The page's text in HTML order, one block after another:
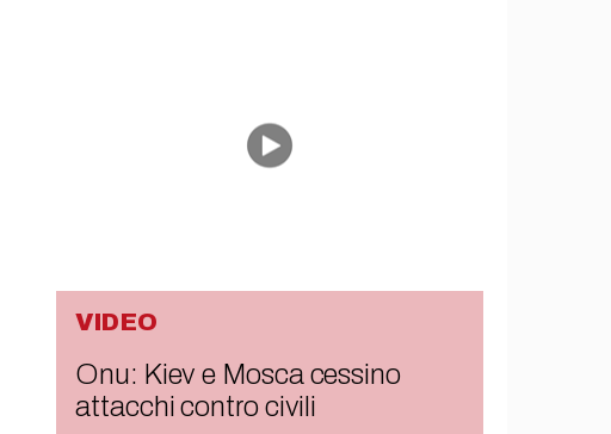
VIDEO
Onu: Kiev e Mosca cessino
attacchi contro civili